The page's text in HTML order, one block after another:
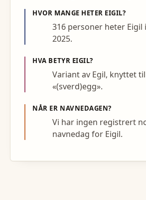
HVOR MANGE HETER EIGIL?
316 personer heter Eigil
2025.
HVA BETYR EIGIL?
Variant av Egil, knyttet
«(sverd)egg».
NÅR ER NAVNEDAGEN?
Vi har ingen registrert
navnedag for Eigil.